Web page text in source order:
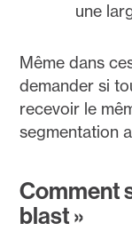
une
Même dans
demander si
recevoir le
segmentation
Comment
blast »